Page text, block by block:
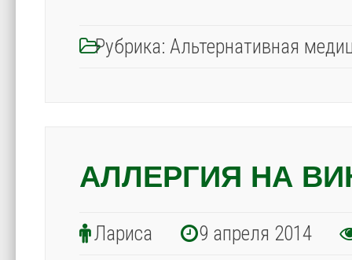
Рубрика:Альтернативная
АЛЛЕРГИЯ НА
Лариса 9 апреля 2014